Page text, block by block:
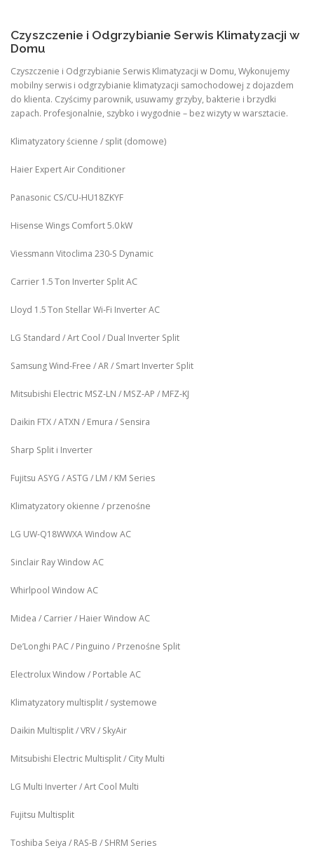
Czyszczenie i Odgrzybianie Serwis Klimatyzacji w
Domu
Czyszczenie i Odgrzybianie Serwis Klimatyzacji w Domu, Wykonujemy
mobilny serwis i odgrzybianie klimatyzacji samochodowej z dojazdem
do klienta. Czyścimy parownik, usuwamy grzyby, bakterie i brzydki
zapach. Profesjonalnie, szybko i wygodnie – bez wizyty w warsztacie.
Klimatyzatory ścienne / split (domowe)
Haier Expert Air Conditioner
Panasonic CS/CU‑HU18ZKYF
Hisense Wings Comfort 5.0 kW
Viessmann Vitoclima 230‑S Dynamic
Carrier 1.5 Ton Inverter Split AC
Lloyd 1.5 Ton Stellar Wi‑Fi Inverter AC
LG Standard / Art Cool / Dual Inverter Split
Samsung Wind-Free / AR / Smart Inverter Split
Mitsubishi Electric MSZ‑LN / MSZ‑AP / MFZ-KJ
Daikin FTX / ATXN / Emura / Sensira
Sharp Split i Inverter
Fujitsu ASYG / ASTG / LM / KM Series
Klimatyzatory okienne / przenośne
LG UW‑Q18WWXA Window AC
Sinclair Ray Window AC
Whirlpool Window AC
Midea / Carrier / Haier Window AC
De’Longhi PAC / Pinguino / Przenośne Split
Electrolux Window / Portable AC
Klimatyzatory multisplit / systemowe
Daikin Multisplit / VRV / SkyAir
Mitsubishi Electric Multisplit / City Multi
LG Multi Inverter / Art Cool Multi
Fujitsu Multisplit
Toshiba Seiya / RAS-B / SHRM Series